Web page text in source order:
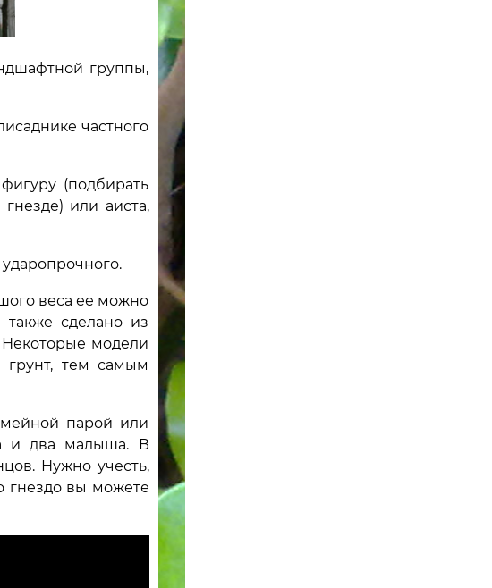
группы,
частного
(подбирать
или аиста,
веса ее можно
сделано из
Некоторые модели
грунт, тем самым
парой или
и два малыша. В
Нужно учесть,
гнездо вы можете